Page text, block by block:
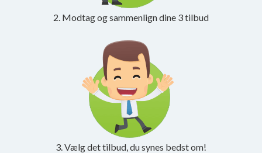
2. Modtag og sammenlign dine 3 tilbud
3. Vælg det tilbud, du synes bedst om!